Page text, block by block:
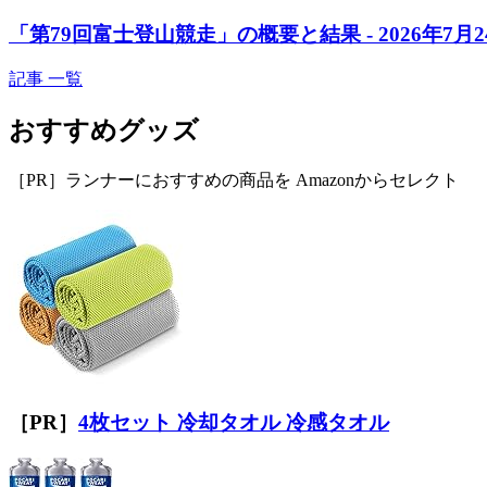
「第79回富士登山競走」の概要と結果 - 2026年7月
記事 一覧
おすすめグッズ
［PR］ランナーにおすすめの商品を Amazonからセレクト
［PR］ 4枚セット 冷却タオル 冷感タオル